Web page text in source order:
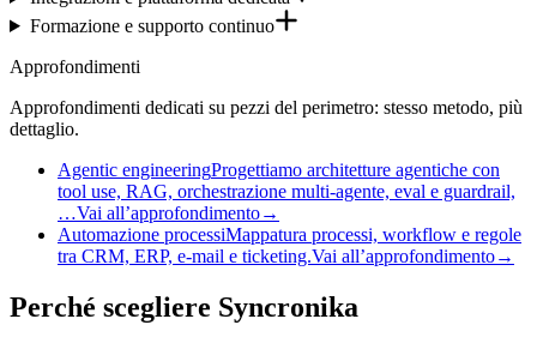
Formazione e supporto continuo
Approfondimenti
Approfondimenti dedicati su pezzi del perimetro: stesso metodo, più
dettaglio.
Agentic engineeringProgettiamo architetture agentiche con
tool use, RAG, orchestrazione multi-agente, eval e guardrail,
…Vai all’approfondimento→
Automazione processiMappatura processi, workflow e regole
tra CRM, ERP, e-mail e ticketing.Vai all’approfondimento→
Perché scegliere Syncronika